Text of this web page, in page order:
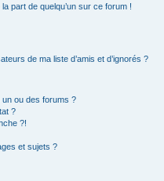
part de quelqu’un sur ce forum !
de ma liste d’amis et d’ignorés ?
ou des forums ?
?
?!
et sujets ?